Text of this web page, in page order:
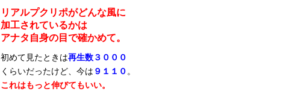
リアルプクリポがどんな風に
加工されているかは
アナタ自身の目で確かめて。
初めて見たときは再生数３０００
くらいだったけど、今は ９１１０ 。
これはもっと伸びてもいい。